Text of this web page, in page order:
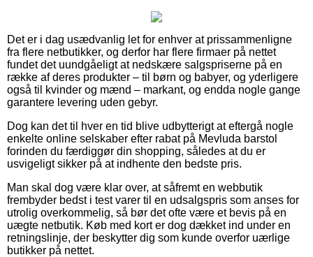
Det er i dag usædvanlig let for enhver at prissammenligne
fra flere netbutikker, og derfor har flere firmaer på nettet
fundet det uundgåeligt at nedskære salgspriserne på en
række af deres produkter – til børn og babyer, og yderligere
også til kvinder og mænd – markant, og endda nogle gange
garantere levering uden gebyr.
Dog kan det til hver en tid blive udbytterigt at eftergå nogle
enkelte online selskaber efter rabat på Mevluda barstol
forinden du færdiggør din shopping, således at du er
usvigeligt sikker på at indhente den bedste pris.
Man skal dog være klar over, at såfremt en webbutik
frembyder bedst i test varer til en udsalgspris som anses for
utrolig overkommelig, så bør det ofte være et bevis på en
uægte netbutik. Køb med kort er dog dækket ind under en
retningslinje, der beskytter dig som kunde overfor uærlige
butikker på nettet.